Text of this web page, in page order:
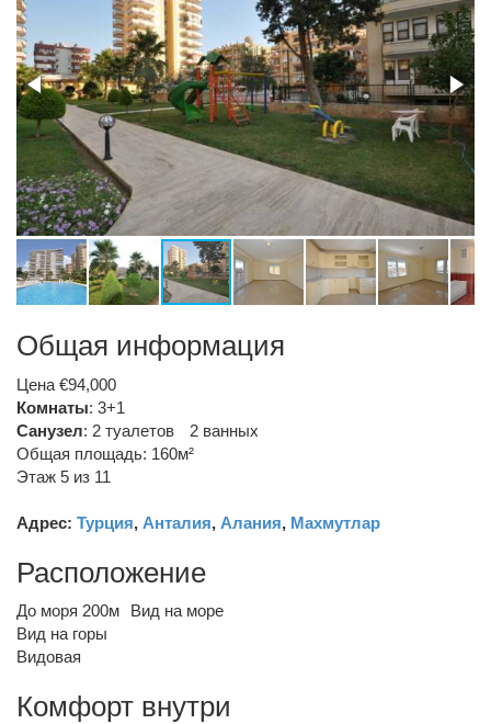
Общая информация
Цена €94,000
Комнаты: 3+1
Санузел: 2 туалетов
2 ванных
Общая площадь: 160м²
Этаж 5 из 11
Адрес: Турция, Анталия, Алания, Махмутлар
Расположение
До моря 200м
Вид на море
Вид на горы
Видовая
Комфорт внутри